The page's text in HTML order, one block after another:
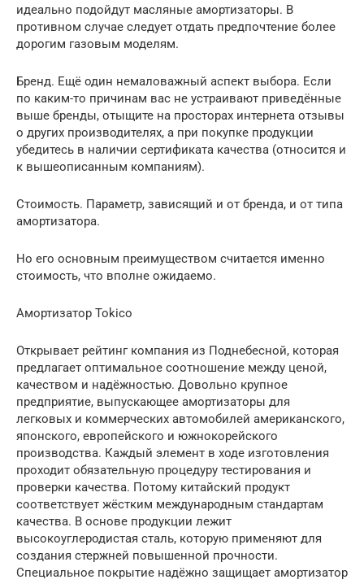
идеально подойдут масляные амортизаторы. В
противном случае следует отдать предпочтение более
дорогим газовым моделям.
Бренд. Ещё один немаловажный аспект выбора. Если
по каким-то причинам вас не устраивают приведённые
выше бренды, отыщите на просторах интернета отзывы
о других производителях, а при покупке продукции
убедитесь в наличии сертификата качества (относится и
к вышеописанным компаниям).
Стоимость. Параметр, зависящий и от бренда, и от типа
амортизатора.
Но его основным преимуществом считается именно
стоимость, что вполне ожидаемо.
Амортизатор Tokico
Открывает рейтинг компания из Поднебесной, которая
предлагает оптимальное соотношение между ценой,
качеством и надёжностью. Довольно крупное
предприятие, выпускающее амортизаторы для
легковых и коммерческих автомобилей американского,
японского, европейского и южнокорейского
производства. Каждый элемент в ходе изготовления
проходит обязательную процедуру тестирования и
проверки качества. Потому китайский продукт
соответствует жёстким международным стандартам
качества. В основе продукции лежит
высокоуглеродистая сталь, которую применяют для
создания стержней повышенной прочности.
Специальное покрытие надёжно защищает амортизатор